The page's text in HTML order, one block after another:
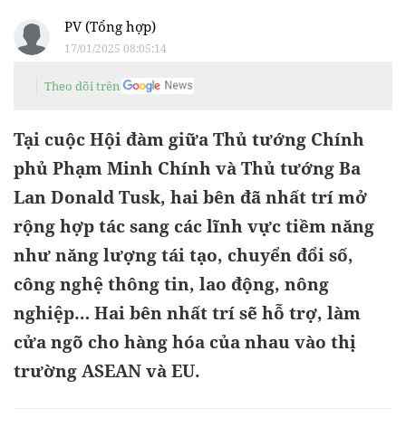
PV (Tổng hợp)
17/01/2025 08:05:14
Theo dõi trên
Tại cuộc Hội đàm giữa Thủ tướng Chính
phủ Phạm Minh Chính và Thủ tướng Ba
Lan Donald Tusk, hai bên đã nhất trí mở
rộng hợp tác sang các lĩnh vực tiềm năng
như năng lượng tái tạo, chuyển đổi số,
công nghệ thông tin, lao động, nông
nghiệp… Hai bên nhất trí sẽ hỗ trợ, làm
cửa ngõ cho hàng hóa của nhau vào thị
trường ASEAN và EU.